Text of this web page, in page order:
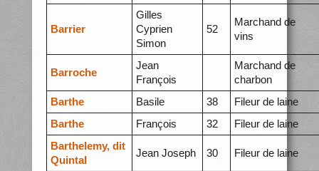
Barrier
Gilles
Cyprien
Simon
52
Marchand de
vins
Barroche
Jean
François
Marchand de
charbon
Barthe
Basile 38
Fileur de laine
Barthe
François 32
Fileur de laine
Barthelemy, dit
Quintal
Jean Joseph 30 Fileur de laine